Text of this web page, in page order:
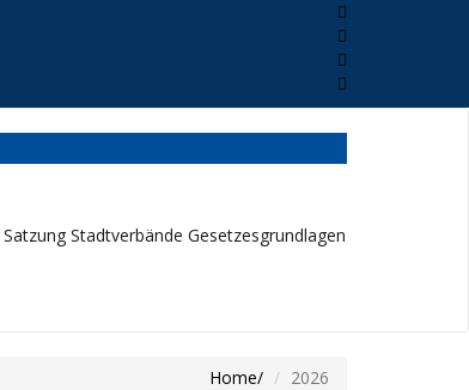
Satzung Stadtverbände Gesetzesgrundlagen
Home 2026